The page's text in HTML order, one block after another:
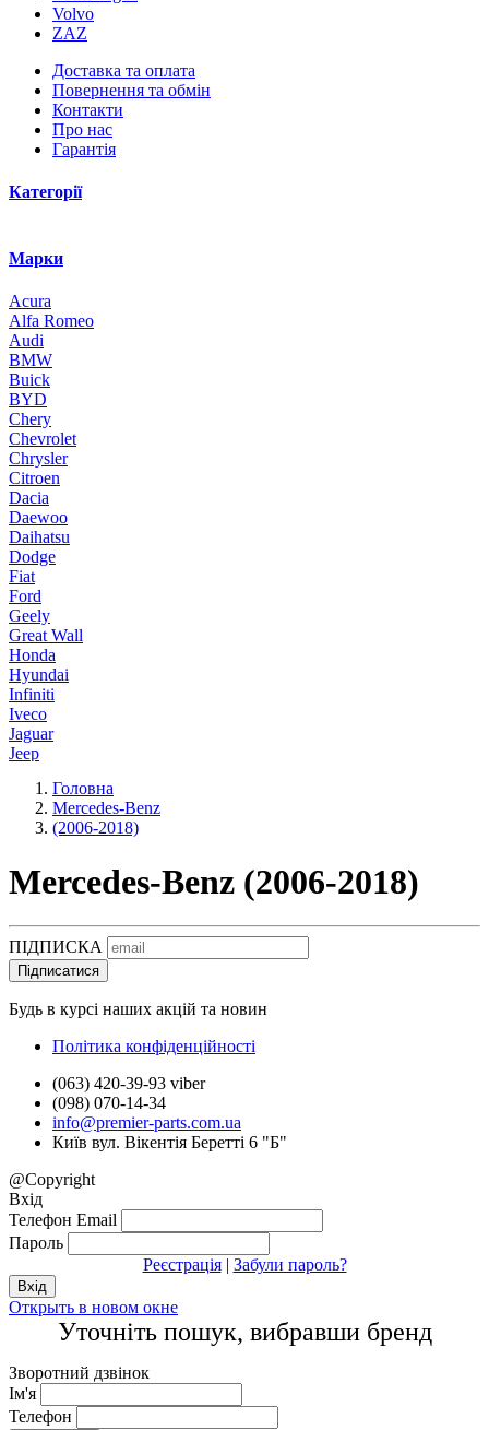
Volvo
ZAZ
Доставка та оплата
Повернення та обмін
Контакти
Про нас
Гарантія
Категорії
Марки
Acura
Alfa Romeo
Audi
BMW
Buick
BYD
Chery
Chevrolet
Chrysler
Citroen
Dacia
Daewoo
Daihatsu
Dodge
Fiat
Ford
Geely
Great Wall
Honda
Hyundai
Infiniti
Iveco
Jaguar
Jeep
Land Rover
Lexus
Lincoln
Mercedes-Benz
MG
Mitsubishi
Nissan
Opel
Porsche
Ravon
Samand
Seat
Skoda
Smart
Subaru
Suzuki
Tesla
Toyota
Volvo
ZAZ
Головна
Mercedes-Benz
(2006-2018)
Mercedes-Benz (2006-2018)
ПІДПИСКА
Підписатися
Будь в курсі наших акцій та новин
Політика конфіденційності
(063) 420-39-93 viber
(098) 070-14-34
info@premier-parts.com.ua
Київ вул. Вікентія Беретті 6 "Б"
@Copyright
Вхід
Телефон Email
Пароль
Реєстрація| Забули пароль?
Открыть в новом окне
Уточніть пошук, вибравши бренд
Зворотний дзвінок
Ім'я
Телефон